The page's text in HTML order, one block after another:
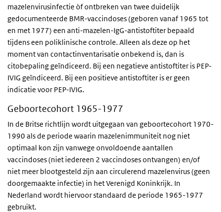
mazelenvirusinfectie òf ontbreken van twee duidelijk
gedocumenteerde BMR-vaccindoses (geboren vanaf 1965 tot
en met 1977) een anti-mazelen-IgG-antistoftiter bepaald
tijdens een poliklinische controle. Alleen als deze op het
moment van contactinventarisatie onbekend is, dan is
citobepaling geïndiceerd. Bij een negatieve antistoftiter is PEP-
IVIG geïndiceerd. Bij een positieve antistoftiter is er geen
indicatie voor PEP-IVIG.
Geboortecohort 1965-1977
In de Britse richtlijn wordt uitgegaan van geboortecohort 1970-
1990 als de periode waarin mazelenimmuniteit nog niet
optimaal kon zijn vanwege onvoldoende aantallen
vaccindoses (niet iedereen 2 vaccindoses ontvangen) en/of
niet meer blootgesteld zijn aan circulerend mazelenvirus (geen
doorgemaakte infectie) in het Verenigd Koninkrijk. In
Nederland wordt hiervoor standaard de periode 1965-1977
gebruikt.